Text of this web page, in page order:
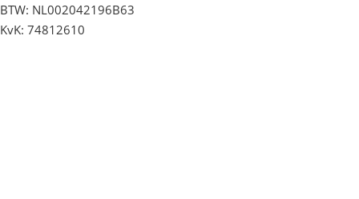
BTW: NL002042196B63
KvK: 74812610